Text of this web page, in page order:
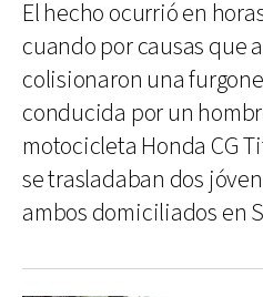
El hecho ocurrió en
cuando por causas que
colisionaron una
conducida por un
motocicleta Honda CG
se trasladaban dos
ambos domiciliados en